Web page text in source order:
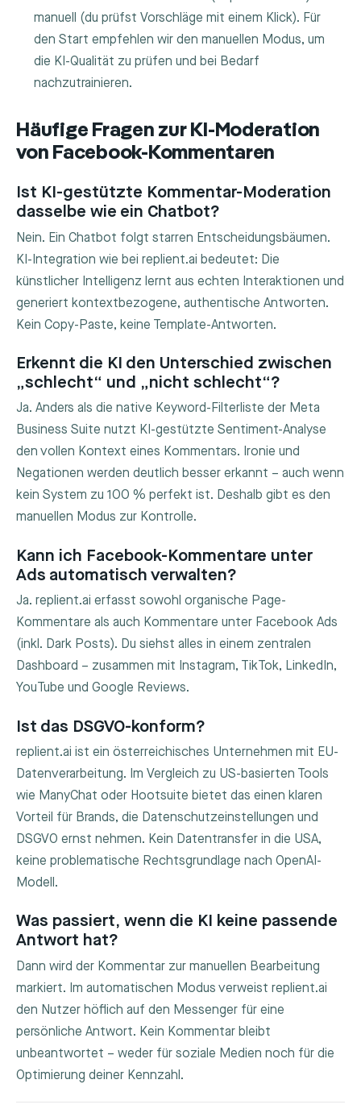
manuell (du prüfst Vorschläge mit einem Klick). Für
den Start empfehlen wir den manuellen Modus, um
die KI-Qualität zu prüfen und bei Bedarf
nachzutrainieren.
Häufige Fragen zur KI-Moderation
von Facebook-Kommentaren
Ist KI-gestützte Kommentar-Moderation
dasselbe wie ein Chatbot?
Nein. Ein Chatbot folgt starren Entscheidungsbäumen.
KI-Integration wie bei replient.ai bedeutet: Die
künstlicher Intelligenz lernt aus echten Interaktionen und
generiert kontextbezogene, authentische Antworten.
Kein Copy-Paste, keine Template-Antworten.
Erkennt die KI den Unterschied zwischen
„schlecht“ und „nicht schlecht“?
Ja. Anders als die native Keyword-Filterliste der Meta
Business Suite nutzt KI-gestützte Sentiment-Analyse
den vollen Kontext eines Kommentars. Ironie und
Negationen werden deutlich besser erkannt – auch wenn
kein System zu 100 % perfekt ist. Deshalb gibt es den
manuellen Modus zur Kontrolle.
Kann ich Facebook-Kommentare unter
Ads automatisch verwalten?
Ja. replient.ai erfasst sowohl organische Page-
Kommentare als auch Kommentare unter Facebook Ads
(inkl. Dark Posts). Du siehst alles in einem zentralen
Dashboard – zusammen mit Instagram, TikTok, LinkedIn,
YouTube und Google Reviews.
Ist das DSGVO-konform?
replient.ai ist ein österreichisches Unternehmen mit EU-
Datenverarbeitung. Im Vergleich zu US-basierten Tools
wie ManyChat oder Hootsuite bietet das einen klaren
Vorteil für Brands, die Datenschutzeinstellungen und
DSGVO ernst nehmen. Kein Datentransfer in die USA,
keine problematische Rechtsgrundlage nach OpenAI-
Modell.
Was passiert, wenn die KI keine passende
Antwort hat?
Dann wird der Kommentar zur manuellen Bearbeitung
markiert. Im automatischen Modus verweist replient.ai
den Nutzer höflich auf den Messenger für eine
persönliche Antwort. Kein Kommentar bleibt
unbeantwortet – weder für soziale Medien noch für die
Optimierung deiner Kennzahl.